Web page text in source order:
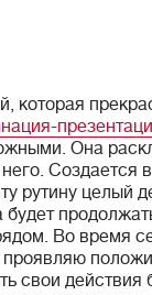
которая
Она
Создается
рутину целый
будет
Во время
свои действия